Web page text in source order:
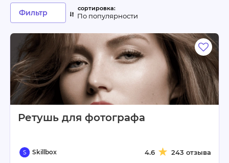
Ретушь для фотографа
Skillbox 4.6 243 отзыва
Фильтр По популярности